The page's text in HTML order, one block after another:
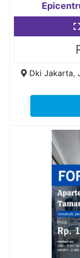
Dki Jakarta,